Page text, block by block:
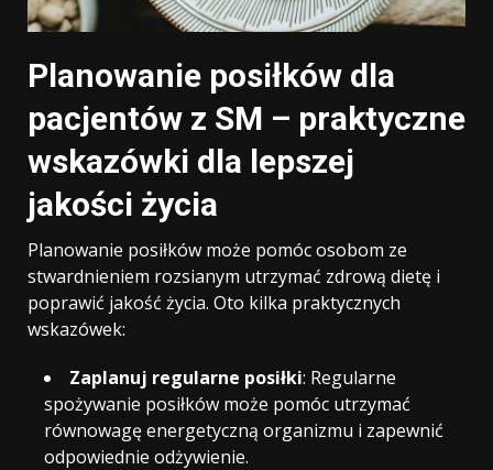
Planowanie posiłków dla
pacjentów z SM – praktyczne
wskazówki dla lepszej
jakości życia
Planowanie posiłków może pomóc osobom ze
stwardnieniem rozsianym utrzymać zdrową dietę i
poprawić jakość życia. Oto kilka praktycznych
wskazówek:
Zaplanuj regularne posiłki: Regularne
spożywanie posiłków może pomóc utrzymać
równowagę energetyczną organizmu i zapewnić
odpowiednie odżywienie.